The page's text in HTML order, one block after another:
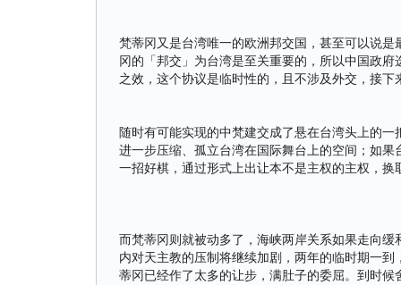
梵蒂冈又是台湾唯一的欧洲邦交国，甚至可以说
冈的「邦交」为台湾是至关重要的，所以中国政
之效，这个协议是临时性的，且不涉及外交，接下
随时有可能实现的中梵建交成了悬在台湾头上的
进一步压缩、孤立台湾在国际舞台上的空间；如
一招好棋，通过形式上出让本不是主权的主权，换
而梵蒂冈则就被动多了，海峡两岸关系如果走向
内对天主教的压制将继续加剧，两年的临时期一
蒂冈已经作了太多的让步，满肚子的委屈。到时